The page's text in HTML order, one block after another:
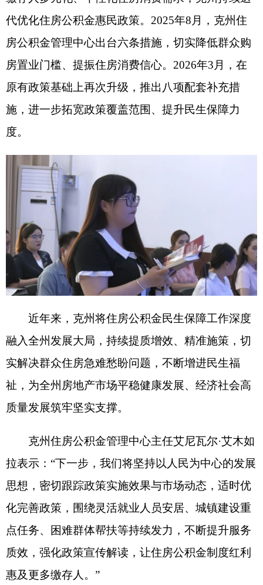
融入全州发展大局，持续提质增效、精准施策，切
实解决群众住房急难愁盼问题，不断增进民生福
祉，为全州房地产市场平稳健康发展、经济社会高
质量发展筑牢坚实支撑。
克州住房公积金管理中心主任艾尼瓦尔·艾木如
拉表示：“下一步，我们将坚持以人民为中心的发展
思想，密切跟踪政策实施效果与市场动态，适时优
点任务、困难群体帮扶等持续发力，不断提升服务
质效，强化政策宣传解读，让住房公积金制度红利
惠及更多缴存人。”
政策优化调整情况
一、加大住房公积金贷款支持力度
（一）优化公积金贷款申请条件及范围。一是
允许首次结清住房公积金贷款后，即可申请二次住
房公积金贷款。二是提高贷款月还款额测算比例，
50% 提高至60%。三是缴存人因工作调动、辞职后
重新就职、缴存基数核定、单位缴款失误等原因发
生断缴，在断缴后次月补齐欠缴公积金并恢复逐月
缴存的，视为连续缴存。四是调整贷款偿还年龄上